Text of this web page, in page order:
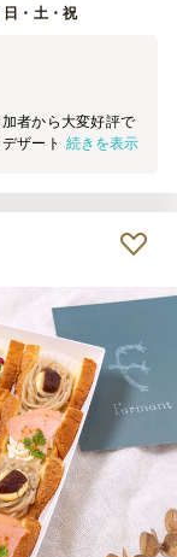
日・土・祝
者から大変好評で
ザートとして楽し
続きを表示